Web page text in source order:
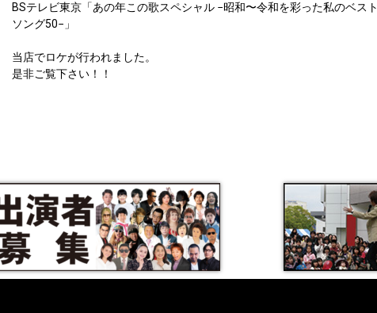
BSテレビ東京「あの年この歌スペシャル −昭和〜令和を彩った私のベスト
ソング50−」
当店でロケが行われました。
是非ご覧下さい！！